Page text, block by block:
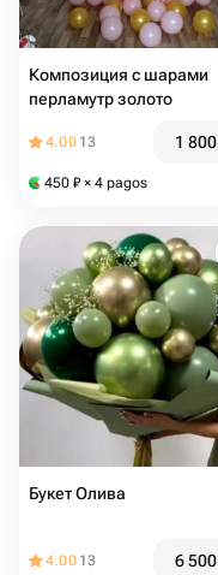
Композиция с шарами
перламутр золото
4.00 13 1 800
450 ₽ × 4 pagos
Букет Олива
4.00 13 6 500